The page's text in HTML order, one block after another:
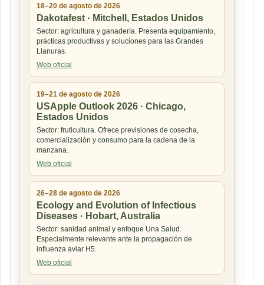
18–20 de agosto de 2026
Dakotafest · Mitchell, Estados Unidos
Sector: agricultura y ganadería. Presenta equipamiento,
prácticas productivas y soluciones para las Grandes
Llanuras.
Web oficial
19–21 de agosto de 2026
USApple Outlook 2026 · Chicago,
Estados Unidos
Sector: fruticultura. Ofrece previsiones de cosecha,
comercialización y consumo para la cadena de la
manzana.
Web oficial
26–28 de agosto de 2026
Ecology and Evolution of Infectious
Diseases · Hobart, Australia
Sector: sanidad animal y enfoque Una Salud.
Especialmente relevante ante la propagación de
influenza aviar H5.
Web oficial